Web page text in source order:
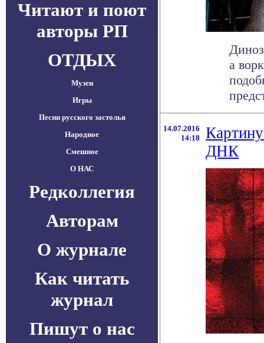
Читают и поют
авторы РП
ОТДЫХ
Музеи
Игры
Песни русского застолья
Народное
Смешное
О НАС
Редколлегия
Авторам
О журнале
Как читать
журнал
Пишут о нас
а
14.07.2016
14:18
ДНК